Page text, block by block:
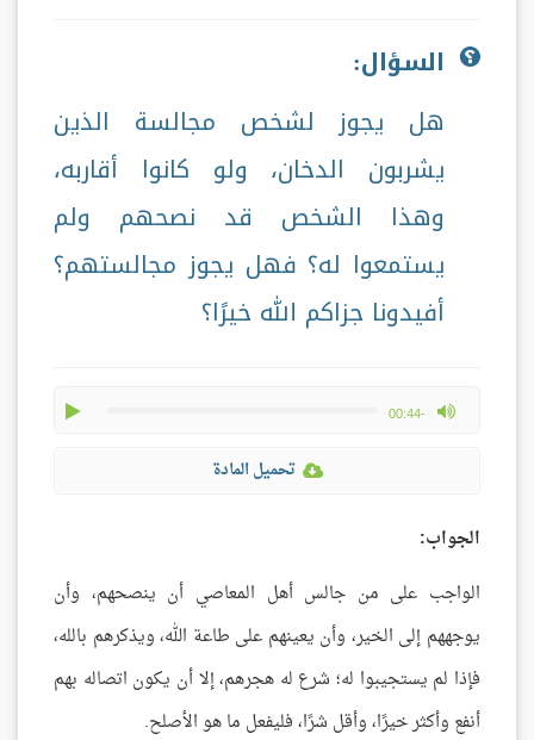
السؤال:
هل يجوز لشخص مجالسة الذين
يشربون الدخان، ولو كانوا أقاربه،
وهذا الشخص قد نصحهم ولم
يستمعوا له؟ فهل يجوز مجالستهم؟
أفيدونا جزاكم الله خيرًا؟
-00:44
max volume
تحميل المادة
الجواب:
الواجب على من جالس أهل المعاصي أن ينصحهم، وأن
يوجههم إلى الخير، وأن يعينهم على طاعة الله، ويذكرهم بالله،
فإذا لم يستجيبوا له؛ شرع له هجرهم، إلا أن يكون اتصاله بهم
أنفع وأكثر خيرًا، وأقل شرًا، فليفعل ما هو الأصلح.